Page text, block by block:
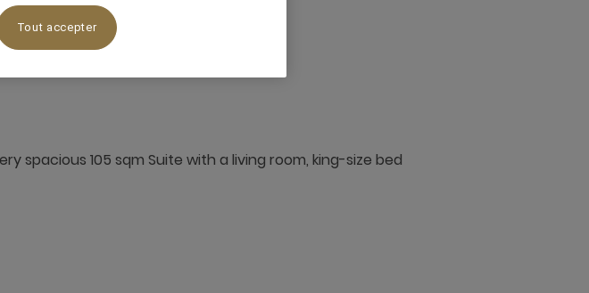
sur la piscine
spacious 105 sqm Suite with a living room, king-size bed
Tout accepter